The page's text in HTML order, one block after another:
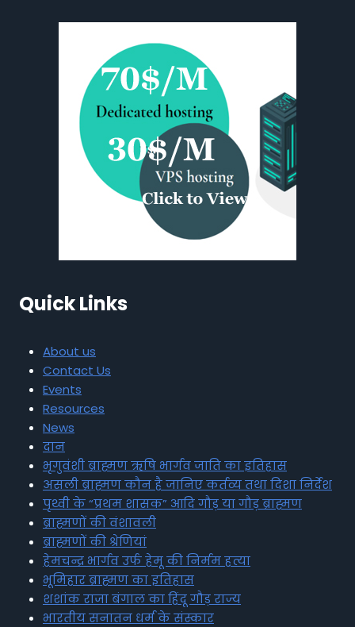
Quick Links
About us
Contact Us
Events
Resources
News
दान
भृगुवंशी ब्राह्मण ऋषि भार्गव जाति का इतिहास
असली ब्राह्मण कौन है जानिए कर्तव्य तथा दिशा निर्देश
पृथ्वी के “प्रथम शासक” आदि गौड़ या गौड़ ब्राह्मण
ब्राह्मणों की वंशावली
ब्राह्मणों की श्रेणियां
हेमचन्द्र भार्गव उर्फ हेमू की निर्मम हत्या
भूमिहार ब्राह्मण का इतिहास
शशांक राजा बंगाल का हिंदू गौड़ राज्य
भारतीय सनातन धर्म के संस्कार